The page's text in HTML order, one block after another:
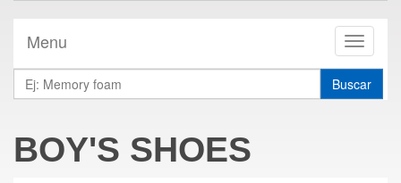
Toggle
Menu
Buscar
BOY'S SHOES